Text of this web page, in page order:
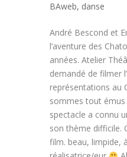
BAweb, danse
André Bescond et
l’aventure des
années. Atelier
demandé de filmer
représentations au
sommes tout
spectacle a connu
son thème difficile.
film. beau, limpide,